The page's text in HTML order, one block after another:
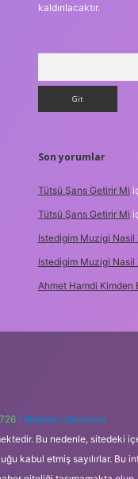
kaldırılacaktır.
Son yorumlar
Tütsü Şans Getirir Mi
Tütsü Şans Getirir Mi
Istedigim Muzigi Nasil
Istedigim Muzigi Nasil
Ahmet Hamdi Kimden
Telegram: @karabul
Bu nedenle, sitedeki
kabul etmiş sayılırlar. Bu